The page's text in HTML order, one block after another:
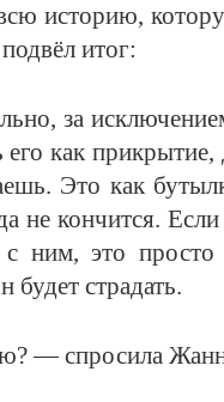
историю,
итог:
за
как
Это как
не кончится.
ним, это просто
будет страдать.
— спросила